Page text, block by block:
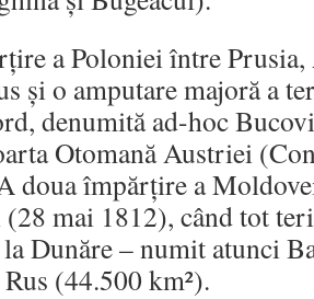
a Poloniei între
şi o amputare majoră a
denumită ad-hoc
Otomană Austriei
doua împărţire a
(28 mai 1812), când tot
Dunăre – numit atunci
(44.500 km²).